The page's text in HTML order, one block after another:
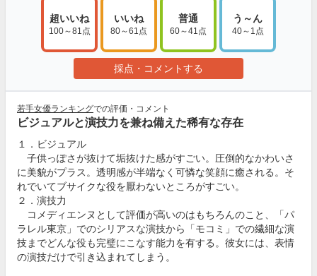
超いいね
100～81点
いいね
80～61点
普通
60～41点
う～ん
40～1点
採点・コメントする
若手女優ランキングでの評価・コメント
ビジュアルと演技力を兼ね備えた稀有な存在
１．ビジュアル
子供っぽさが抜けて垢抜けた感がすごい。圧倒的なかわいさ
に美貌がプラス。透明感が半端なく可憐な笑顔に癒される。そ
れでいてブサイクな役を厭わないところがすごい。
２．演技力
コメディエンヌとして評価が高いのはもちろんのこと、「パ
ラレル東京」でのシリアスな演技から「モコミ」での繊細な演
技までどんな役も完璧にこなす能力を有する。彼女には、表情
の演技だけで引き込まれてしまう。